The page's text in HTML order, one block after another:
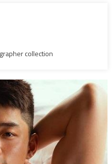
collection